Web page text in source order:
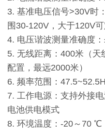
3. 基准电压信号>30V时
围30-120V，大于120V可
4. 电压谐波测量准确度
5. 无线距离：400米（天
配置，最远2000米）
6. 频率范围：
7. 工作电源：支持外接
电池供电模式
8. 环境温度：-20～70 ℃